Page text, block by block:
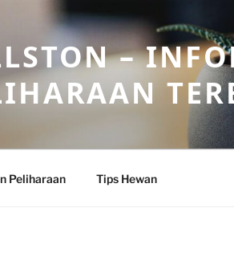
–
Peliharaan Tips Hewan